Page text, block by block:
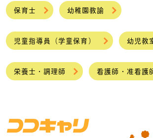
保育士 幼稚園教諭
児童指導員（学童保育） 幼児教
栄養士・調理師 看護師・准看護